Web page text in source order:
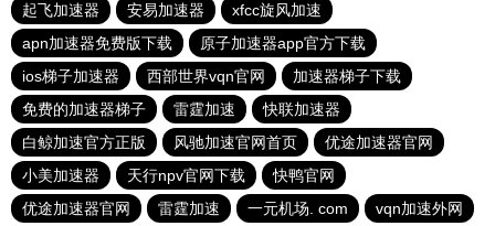
起飞加速器
安易加速器
xfcc旋风加速
apn加速器免费版下载
原子加速器app官方下载
ios梯子加速器
西部世界vqn官网
加速器梯子下载
免费的加速器梯子
雷霆加速
快联加速器
白鲸加速官方正版
风驰加速官网首页
优途加速器官网
小美加速器
天行npv官网下载
快鸭官网
优途加速器官网
雷霆加速 一元机场. com vqn加速外网